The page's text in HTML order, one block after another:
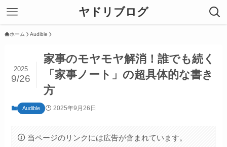
ヤドリブログ
ホーム Audible
家事のモヤモヤ解消！誰でも続く
「家事ノート」の超具体的な書き
方
2025
9/26
Audible 2025年9月26日
当ページのリンクには広告が含まれています。